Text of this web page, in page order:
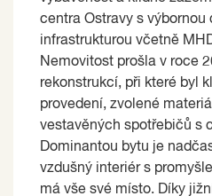
centra Ostravy s výbornou
infrastrukturou včetně
Nemovitost prošla v roce
rekonstrukcí, při které byl
provedení, zvolené
vestavěných spotřebičů s
Dominantou bytu je
vzdušný interiér s
má vše své místo. Díky